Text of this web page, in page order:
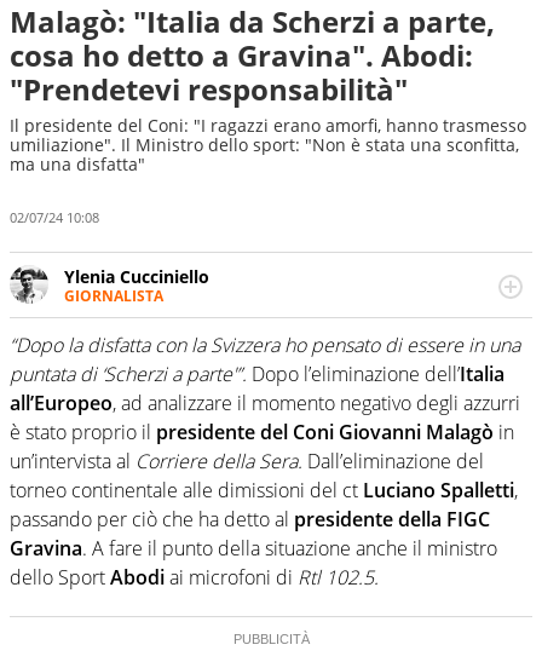
Malagò: "Italia da Scherzi a parte,
cosa ho detto a Gravina". Abodi:
"Prendetevi responsabilità"
Il presidente del Coni: "I ragazzi erano amorfi, hanno trasmesso
umiliazione". Il Ministro dello sport: "Non è stata una sconfitta,
ma una disfatta"
02/07/24 10:08
Ylenia Cucciniello
GIORNALISTA
Appassionatissima di tutto lo sport: scrive di calcio
giocato ma non rinuncia allo sguardo sull'extra campo,
dove spesso si trovano risposte che il rettangolo verde
non riesce a restituire
“Dopo la disfatta con la Svizzera ho pensato di essere in una
puntata di ‘Scherzi a parte'”. Dopo l’eliminazione dell’Italia
all’Europeo, ad analizzare il momento negativo degli azzurri
è stato proprio il presidente del Coni Giovanni Malagò in
un’intervista al Corriere della Sera. Dall’eliminazione del
torneo continentale alle dimissioni del ct Luciano Spalletti,
passando per ciò che ha detto al presidente della FIGC
Gravina. A fare il punto della situazione anche il ministro
dello SportAbodiai microfoni di Rtl 102.5.